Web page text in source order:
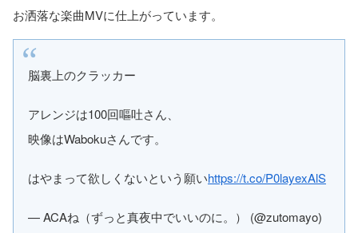
お洒落な楽曲MVに仕上がっています。
脳裏上のクラッカー
アレンジは100回嘔吐さん、
映像はWabokuさんです。
はやまって欲しくないという願いhttps://t.co/P0layexAlS
— ACAね（ずっと真夜中でいいのに。） (@zutomayo)